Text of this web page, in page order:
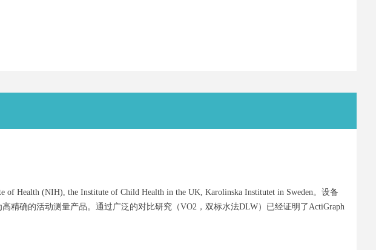
(NIH), the Institute of Child Health in the UK, Karolinska Institutet in Sweden。设备
精确的活动测量产品。通过广泛的对比研究（VO2，双标水法DLW）已经证明了ActiGraph